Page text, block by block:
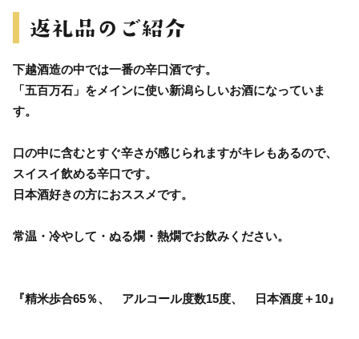
下越酒造の中では一番の辛口酒です。
「五百万石」をメインに使い新潟らしいお酒になっていま
す。
口の中に含むとすぐ辛さが感じられますがキレもあるので、
スイスイ飲める辛口です。
日本酒好きの方におススメです。
常温・冷やして・ぬる燗・熱燗でお飲みください。
『精米歩合65％、 アルコール度数15度、 日本酒度＋10』